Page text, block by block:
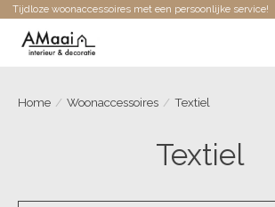
Tijdloze woonaccessoires met een persoonlijke service!
Home / Woonaccessoires / Textiel
Textiel